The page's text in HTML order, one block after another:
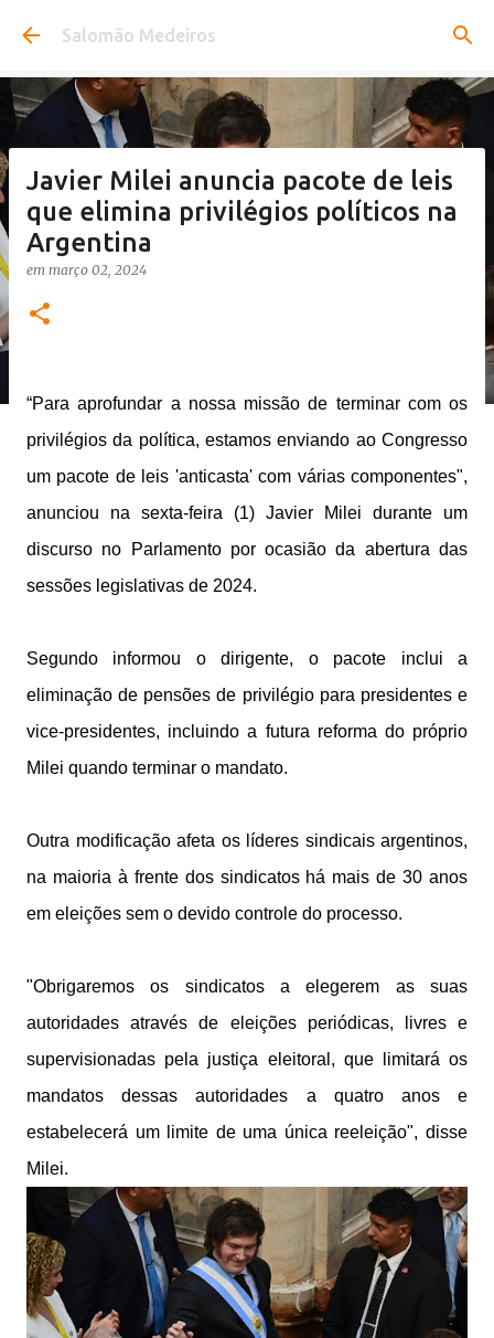
Pular para o conteúdo principal
Salomão Medeiros
Javier Milei anuncia pacote de leis
que elimina privilégios políticos na
Argentina
em março 02, 2024
“Para aprofundar a nossa missão de terminar com os
privilégios da política, estamos enviando ao Congresso
um pacote de leis 'anticasta' com várias componentes",
anunciou na sexta-feira (1) Javier Milei durante um
discurso no Parlamento por ocasião da abertura das
sessões legislativas de 2024.
Segundo informou o dirigente, o pacote inclui a
eliminação de pensões de privilégio para presidentes e
vice-presidentes, incluindo a futura reforma do próprio
Milei quando terminar o mandato.
Outra modificação afeta os líderes sindicais argentinos,
na maioria à frente dos sindicatos há mais de 30 anos
em eleições sem o devido controle do processo.
"Obrigaremos os sindicatos a elegerem as suas
autoridades através de eleições periódicas, livres e
supervisionadas pela justiça eleitoral, que limitará os
mandatos dessas autoridades a quatro anos e
estabelecerá um limite de uma única reeleição", disse
Milei.